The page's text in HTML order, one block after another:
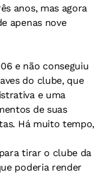
anos, mas agora
apenas nove
e não conseguiu
do clube, que
e uma
de suas
Há muito tempo,
tirar o clube da
poderia render